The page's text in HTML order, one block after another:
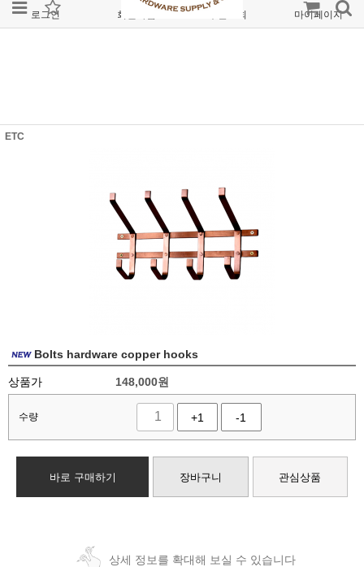
로그인 회원가입 주문조회 마이페이지
ETC
Bolts hardware copper hooks
상품가 148,000원
수량 +1 -1
바로 구매하기 장바구니 관심상품
상세 정보를 확대해 보실 수 있습니다